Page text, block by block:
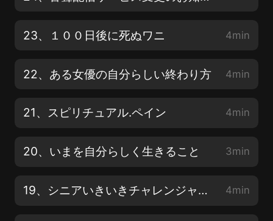
23、１００日後に死ぬワニ 4min
22、ある女優の自分らしい終わり方 4min
21、スピリチュアル.ペイン 4min
20、いまを自分らしく生きること 3min
19、シニアいきいきチャレンジャー ライフシフトモデル6 4min